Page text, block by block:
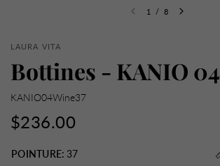
1 / 8
LAURA VITA
Bottines - KANIO 04
KANIO04Wine37
$236.00
POINTURE: 37